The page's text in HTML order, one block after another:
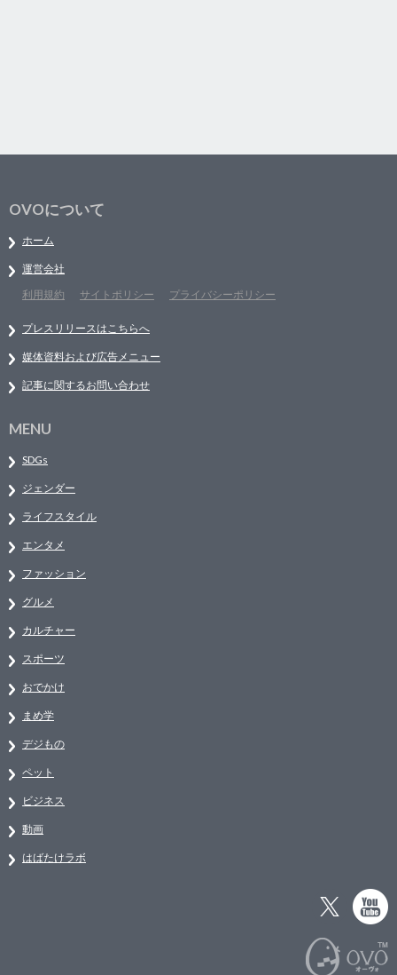
OVOについて
ホーム
運営会社
利用規約
サイトポリシー プライバシーポリシー
プレスリリースはこちらへ
媒体資料および広告メニュー
記事に関するお問い合わせ
MENU
SDGs
ジェンダー
ライフスタイル
エンタメ
ファッション
グルメ
カルチャー
スポーツ
おでかけ
まめ学
デジもの
ペット
ビジネス
動画
はばたけラボ